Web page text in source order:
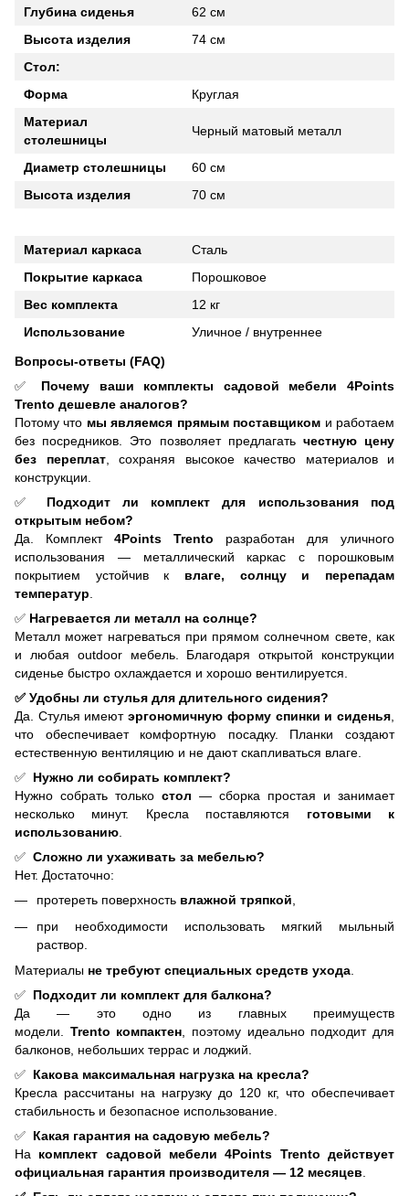
Глубина сиденья
62 см
Высота изделия
74 см
Стол:
Форма
Круглая
Материал
столешницы
Черный матовый металл
Диаметр столешницы
60 см
Высота изделия
70 см
Материал каркаса
Сталь
Покрытие каркаса
Порошковое
Вес комплекта
12 кг
Использование
Уличное / внутреннее
Вопросы-ответы (FAQ)
✅ Почему ваши комплекты садовой мебели 4Points
Trento дешевле аналогов?
Потому что мы являемся прямым поставщиком и работаем
без посредников. Это позволяет предлагать честную цену
без переплат, сохраняя высокое качество материалов и
конструкции.
✅
Подходит ли комплект для использования под
открытым небом?
Да. Комплект 4Points Trento разработан для уличного
использования — металлический каркас с порошковым
покрытием устойчив к влаге, солнцу и перепадам
температур
✅ Нагревается ли металл на солнце?
Металл может нагреваться при прямом солнечном свете, как
и любая outdoor мебель. Благодаря открытой конструкции
сиденье быстро охлаждается и хорошо вентилируется.
✅ Удобны ли стулья для длительного сидения?
Да. Стулья имеютэргономичную форму спинки и сиденья
что обеспечивает комфортную посадку. Планки создают
естественную вентиляцию и не дают скапливаться влаге.
✅ Нужно ли собирать комплект?
Нужно собрать только стол — сборка простая и занимает
несколько минут. Кресла поставляются готовыми к
использованию
✅ Сложно ли ухаживать за мебелью?
Нет. Достаточно:
протереть поверхность влажной тряпкой
при необходимости использовать мягкий мыльный
раствор.
Материалы не требуют специальных средств ухода
✅ Подходит ли комплект для балкона?
Да — это одно из главных преимуществ
модели. Trento компактен , поэтому идеально подходит для
балконов, небольших террас и лоджий.
✅ Какова максимальная нагрузка на кресла?
Кресла рассчитаны на нагрузку до 120 кг, что обеспечивает
стабильность и безопасное использование.
✅ Какая гарантия на садовую мебель?
На комплект садовой мебели 4Points Trento действует
официальная гарантия производителя — 12 месяцев